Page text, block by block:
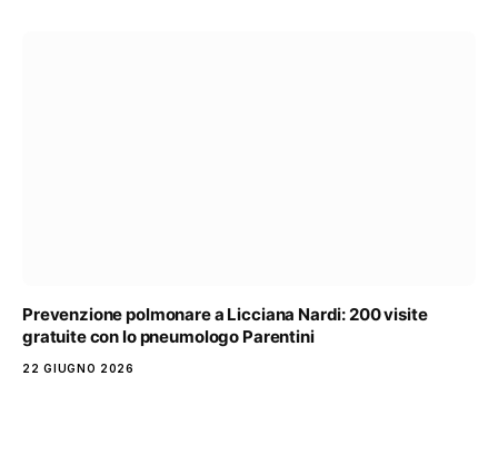
Prevenzione polmonare a Licciana Nardi: 200 visite
gratuite con lo pneumologo Parentini
22 GIUGNO 2026